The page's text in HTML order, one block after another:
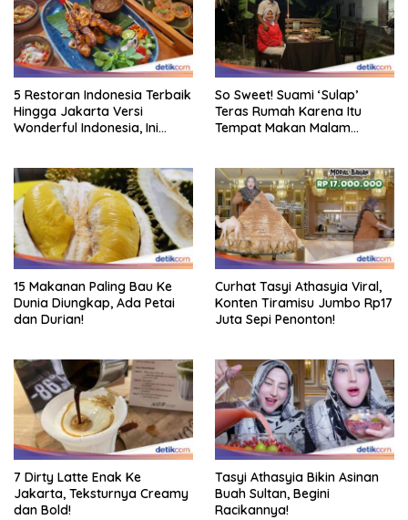
5 Restoran Indonesia Terbaik
Hingga Jakarta Versi
Wonderful Indonesia, Ini
So Sweet! Suami ‘Sulap’
Teras Rumah Karena Itu
Tempat Makan Malam
15 Makanan Paling Bau Ke
Dunia Diungkap, Ada Petai
dan Durian!
Curhat Tasyi Athasyia Viral,
Konten Tiramisu Jumbo Rp17
Juta Sepi Penonton!
7 Dirty Latte Enak Ke
Jakarta, Teksturnya Creamy
dan Bold!
Tasyi Athasyia Bikin Asinan
Buah Sultan, Begini
Racikannya!